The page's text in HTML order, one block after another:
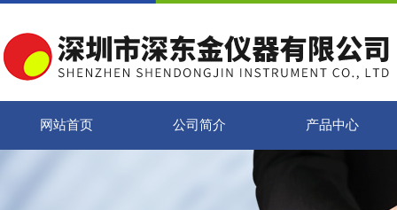
网站首页 公司简介 产品中心